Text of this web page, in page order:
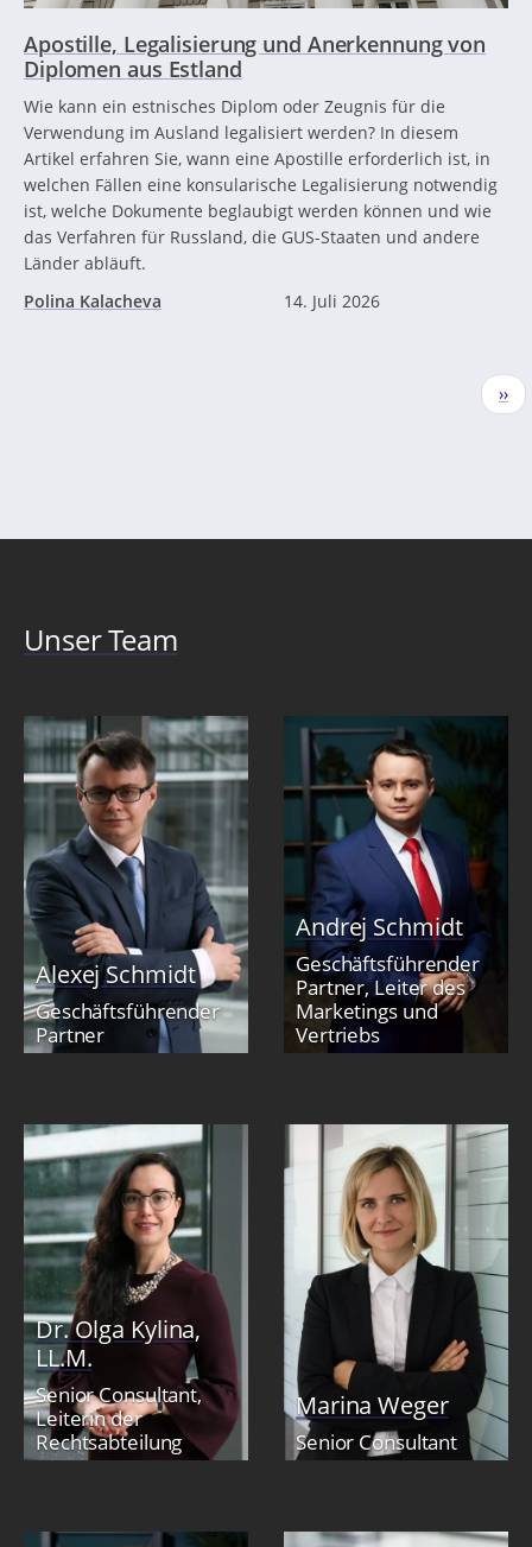
Apostille, Legalisierung und Anerkennung von
Diplomen aus Estland
Wie kann ein estnisches Diplom oder Zeugnis für die
Verwendung im Ausland legalisiert werden? In diesem
Artikel erfahren Sie, wann eine Apostille erforderlich ist, in
welchen Fällen eine konsularische Legalisierung notwendig
ist, welche Dokumente beglaubigt werden können und wie
das Verfahren für Russland, die GUS-Staaten und andere
Länder abläuft.
Polina Kalacheva
14. Juli 2026
››
Unser Team
Alexej Schmidt
Geschäftsführender
Partner
Andrej Schmidt
Geschäftsführender
Partner, Leiter des
Marketings und
Vertriebs
Dr. Olga Kylina,
LL.M.
Senior Consultant,
Leiterin der
Rechtsabteilung
Marina Weger
Senior Consultant